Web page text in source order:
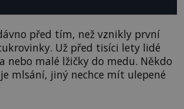
před tím, než vznikly první
Už před tisíci lety lidé
nebo malé lžičky do medu. Někdo
mlsání, jiný nechce mít ulepené